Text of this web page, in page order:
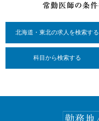
北海道・東北の求人を検索する
科目 から検索する